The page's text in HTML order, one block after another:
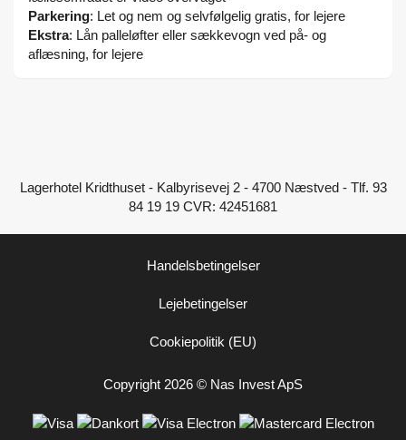
Parkering: Let og nem og selvfølgelig gratis, for lejere
Ekstra: Lån palleløfter eller sækkevogn ved på- og
aflæsning, for lejere
Lagerhotel Kridthuset - Kalbyrisevej 2 - 4700 Næstved - Tlf. 93
84 19 19 CVR: 42451681
Handelsbetingelser
Lejebetingelser
Cookiepolitik (EU)
Copyright 2026 © Nas Invest ApS